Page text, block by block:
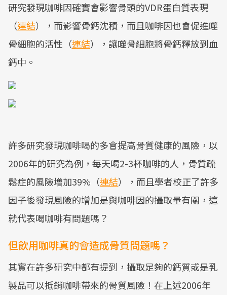
研究發現咖啡因確實會影響骨頭的VDR蛋白質表現
（連結），而影響骨鈣沈積，而且咖啡因也會促進噬
骨細胞的活性（連結），讓噬骨細胞將骨鈣釋放到血
鈣中。
許多研究發現咖啡喝的多會提高骨質健康的風險，以
2006年的研究為例，每天喝2-3杯咖啡的人，骨質疏
鬆症的風險增加39%（連結），而且學者校正了許多
因子後發現風險的增加是與咖啡因的攝取量有關，這
就代表喝咖啡有問題嗎？
但飲用咖啡真的會造成骨質問題嗎？
其實在許多研究中都有提到，攝取足夠的鈣質或是乳
製品可以抵銷咖啡帶來的骨質風險！在上述2006年